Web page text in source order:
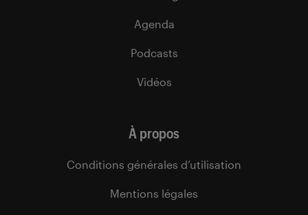
Agenda
Podcasts
Vidéos
À propos
Conditions générales d’utilisation
Mentions légales